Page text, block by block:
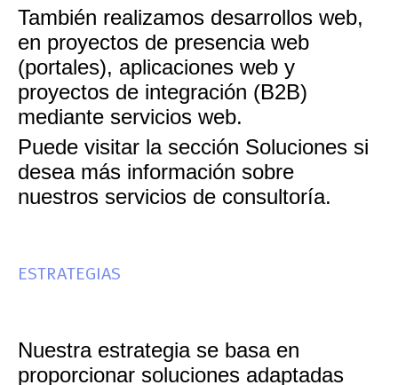
También realizamos desarrollos web,
en proyectos de presencia web
(portales), aplicaciones web y
proyectos de integración (B2B)
mediante servicios web.
Puede visitar la sección Soluciones si
desea más información sobre
nuestros servicios de consultoría.
ESTRATEGIAS
Nuestra estrategia se basa en
proporcionar soluciones adaptadas